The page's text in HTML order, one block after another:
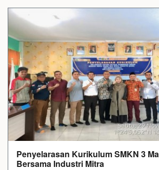
Penyelarasan Kurikulum SMKN 3
Bersama Industri Mitra